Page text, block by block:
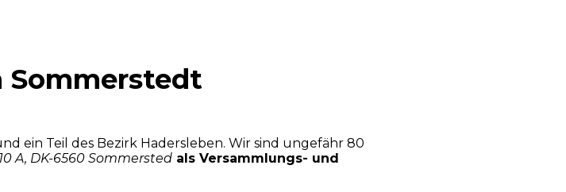
Sommerstedt
ein Teil des Bezirk Hadersleben. Wir sind ungefähr 80
A, DK-6560 Sommersted als Versammlungs- und